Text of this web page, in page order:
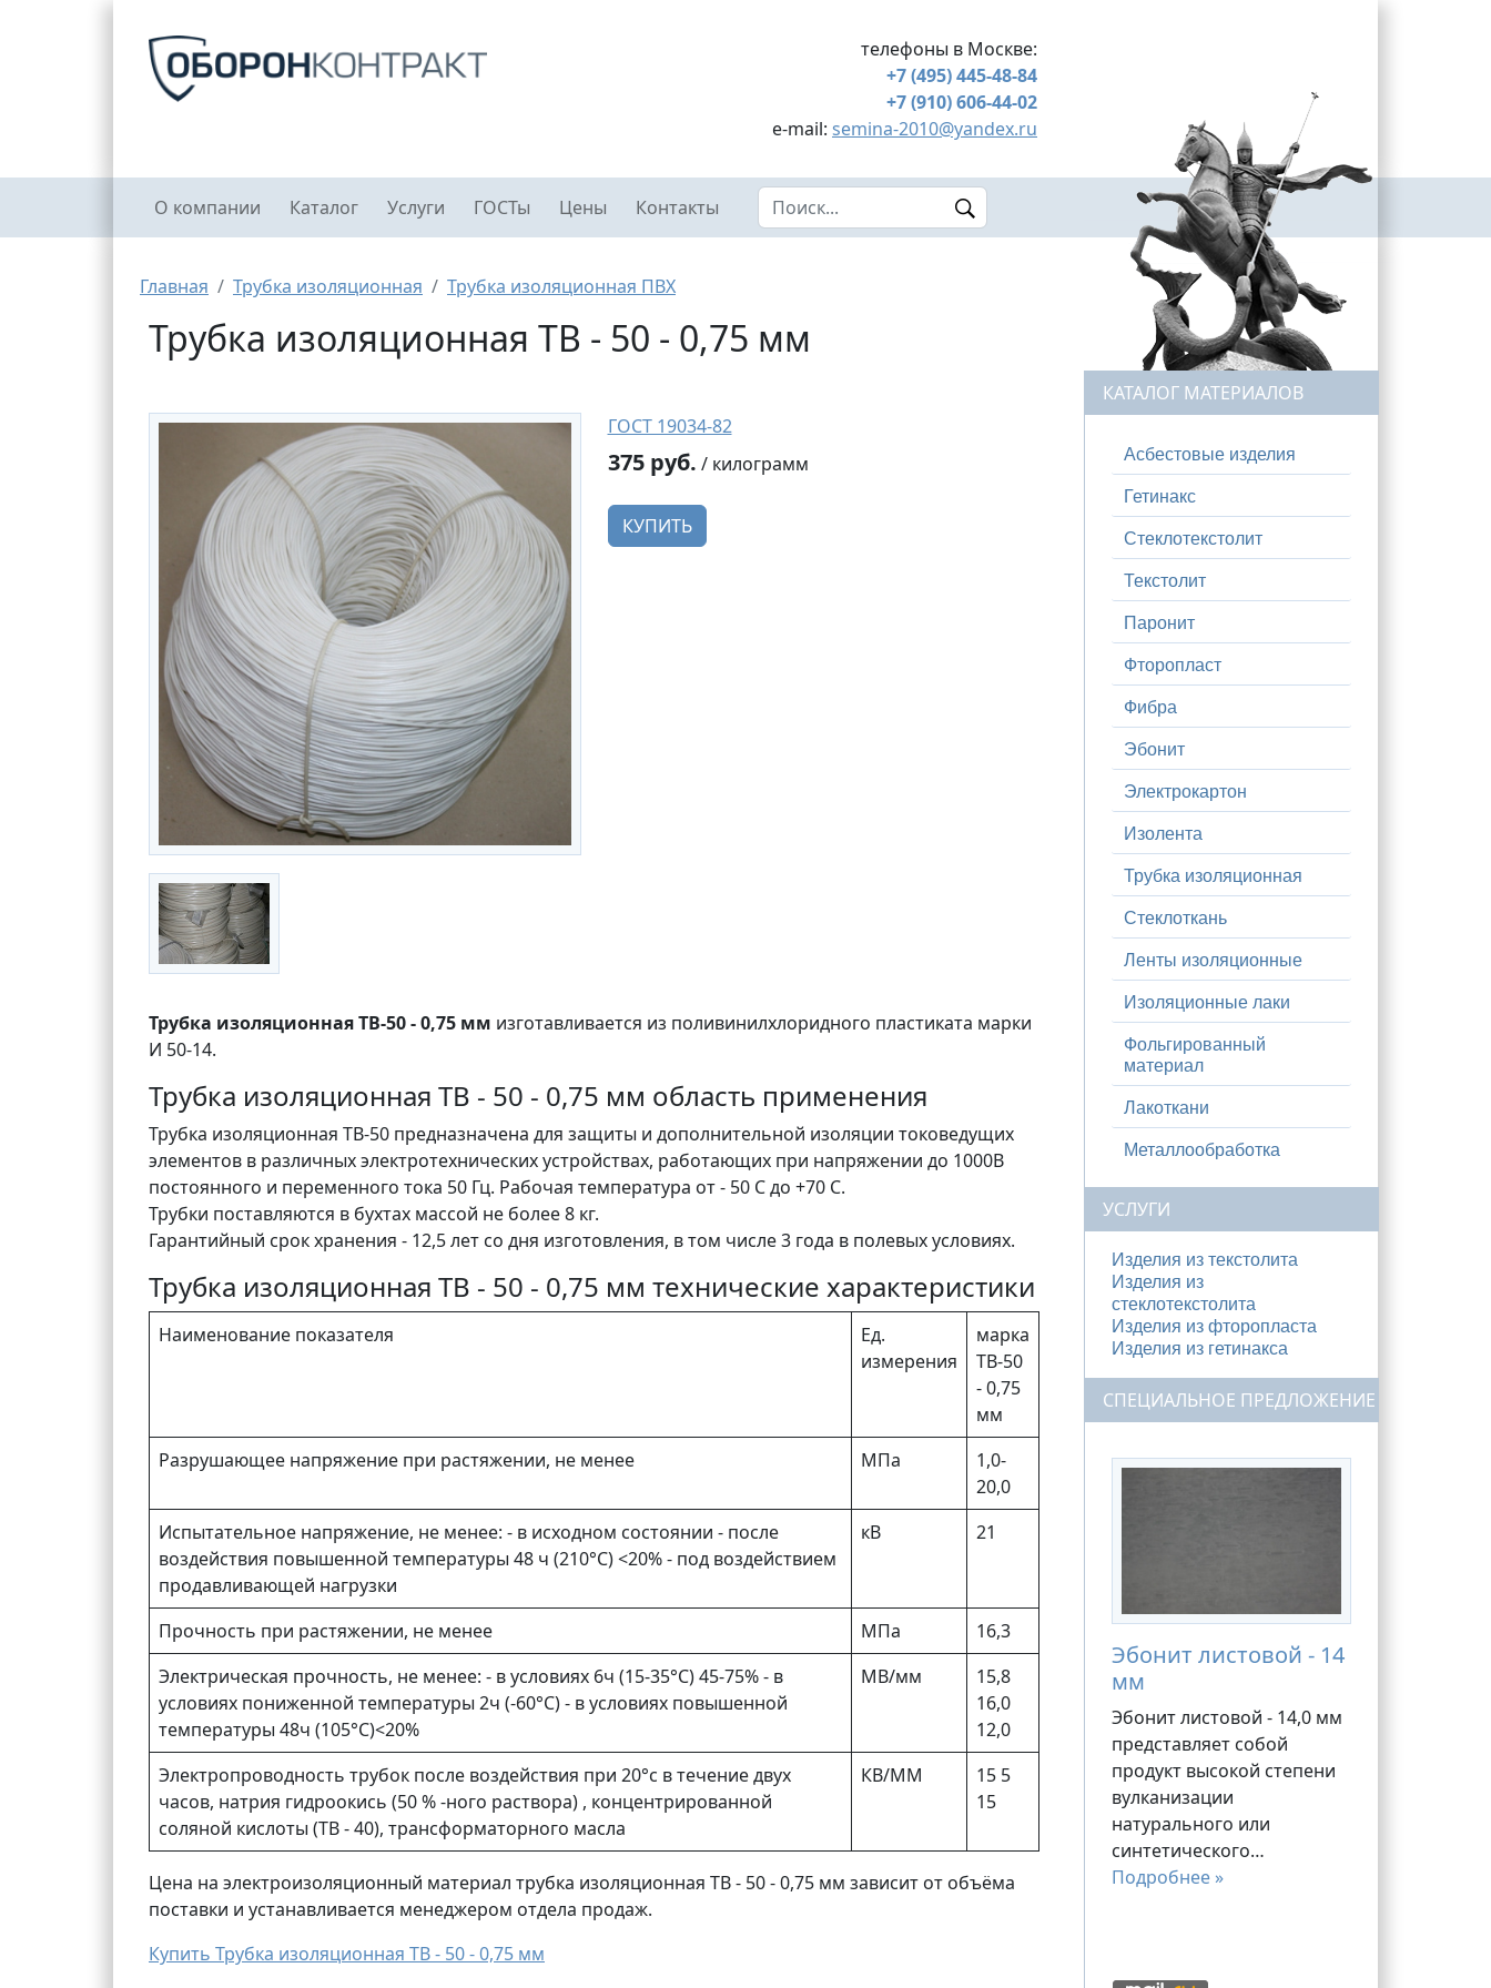
телефоны в Москве:
+7 (495) 445-48-84
+7 (910) 606-44-02
e-mail: semina-2010@yandex.ru
Главное меню
О компании Каталог Услуги ГОСТы Цены Контакты Search this site
Строка навигации
Главная Трубка изоляционная Трубка изоляционная ПВХ
Трубка изоляционная ТВ - 50 - 0,75 мм
ГОСТ 19034-82
375 руб. / килограмм
КУПИТЬ
Трубка изоляционная ТВ-50 - 0,75 мм изготавливается из поливинилхлоридного пластиката марки
И 50-14.
Трубка изоляционная ТВ - 50 - 0,75 мм область применения
Трубка изоляционная ТВ-50 предназначена для защиты и дополнительной изоляции токоведущих
элементов в различных электротехнических устройствах, работающих при напряжении до 1000В
постоянного и переменного тока 50 Гц. Рабочая температура от - 50 С до +70 С.
Трубки поставляются в бухтах массой не более 8 кг.
Гарантийный срок хранения - 12,5 лет со дня изготовления, в том числе 3 года в полевых условиях.
Трубка изоляционная ТВ - 50 - 0,75 мм технические характеристики
Наименование показателя
Ед.
измерения
марка
ТВ-50
- 0,75
мм
Разрушающее напряжение при растяжении, не менее
МПа
1,0-
20,0
Испытательное напряжение, не менее: - в исходном состоянии - после
воздействия повышенной температуры 48 ч (210°С) <20% - под воздействием
продавливающей нагрузки
кВ 21
Прочность при растяжении, не менее МПа
16,3
Электрическая прочность, не менее: - в условиях 6ч (15-35°С) 45-75% - в
условиях пониженной температуры 2ч (-60°С) - в условиях повышенной
температуры 48ч (105°С)<20%
МВ/мм
15,8
16,0
12,0
Электропроводность трубок после воздействия при 20°с в течение двух
часов, натрия гидроокись (50 % -ного раствора) , концентрированной
соляной кислоты (ТВ - 40), трансформаторного масла
КВ/ММ
15 5
15
Цена на электроизоляционный материал трубка изоляционная ТВ - 50 - 0,75 мм зависит от объёма
поставки и устанавливается менеджером отдела продаж.
Купить Трубка изоляционная ТВ - 50 - 0,75 мм
КАТАЛОГ МАТЕРИАЛОВ
Асбестовые изделия
Гетинакс
Стеклотекстолит
Текстолит
Паронит
Фторопласт
Фибра
Эбонит
Электрокартон
Изолента
Трубка изоляционная
Стеклоткань
Ленты изоляционные
Изоляционные лаки
Фольгированный
материал
Лакоткани
Металлообработка
УСЛУГИ
Изделия из текстолита
Изделия из
стеклотекстолита
Изделия из фторопласта
Изделия из гетинакса
СПЕЦИАЛЬНОЕ ПРЕДЛОЖЕНИЕ
Эбонит листовой - 14
мм
Эбонит листовой - 14,0 мм
представляет собой
продукт высокой степени
вулканизации
натурального или
синтетического…
Подробнее »